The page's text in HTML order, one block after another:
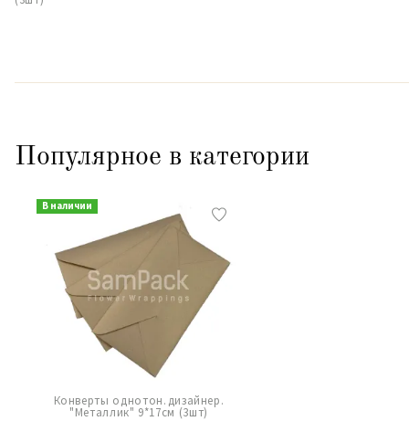
Популярное в категории
В наличии
Конверты однотон.дизайнер.
"Металлик" 9*17см (3шт)